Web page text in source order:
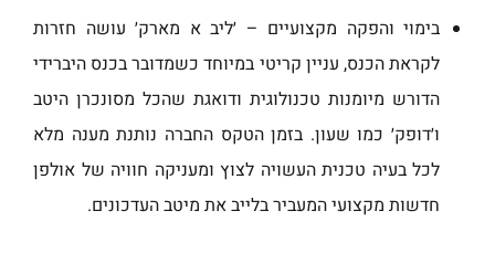
בימוי והפקה מקצועיים – ׳ליב א מארק׳ עושה חזרות
לקראת הכנס, עניין קריטי במיוחד כשמדובר בכנס היברידי
הדורש מיומנות טכנולוגית ודואגת שהכל מסונכרן היטב
ו׳דופק׳ כמו שעון. בזמן הטקס החברה נותנת מענה מלא
לכל בעיה טכנית העשויה לצוץ ומעניקה חוויה של אולפן
חדשות מקצועי המעביר בלייב את מיטב העדכונים.